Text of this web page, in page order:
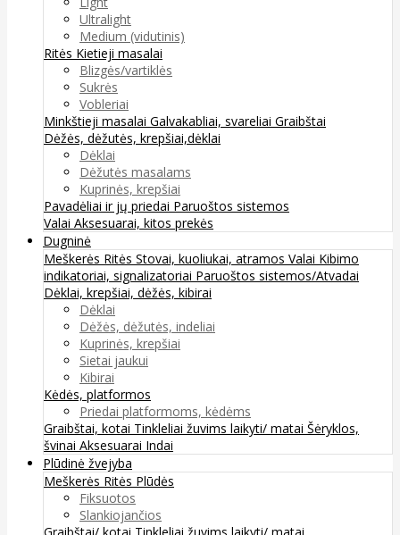
Ultralight
Medium (vidutinis)
Ritės Kietieji masalai
Blizgės/vartiklės
Sukrės
Vobleriai
Minkštieji masalai Galvakabliai, svareliai Graibštai
Dėžės, dėžutės, krepšiai,dėklai
Dėklai
Dėžutės masalams
Kuprinės, krepšiai
Pavadėliai ir jų priedai Paruoštos sistemos
Valai Aksesuarai, kitos prekės
Dugninė
Meškerės Ritės Stovai, kuoliukai, atramos Valai Kibimo
indikatoriai, signalizatoriai Paruoštos sistemos/Atvadai
Dėklai, krepšiai, dėžės, kibirai
Dėklai
Dėžės, dėžutės, indeliai
Kuprinės, krepšiai
Sietai jaukui
Kibirai
Kėdės, platformos
Priedai platformoms, kėdėms
Graibštai, kotai Tinkleliai žuvims laikyti/ matai Šėryklos,
švinai Aksesuarai Indai
Plūdinė žvejyba
Meškerės Ritės Plūdės
Fiksuotos
Slankiojančios
Graibštai/ kotai Tinkleliai žuvims laikyti/ matai